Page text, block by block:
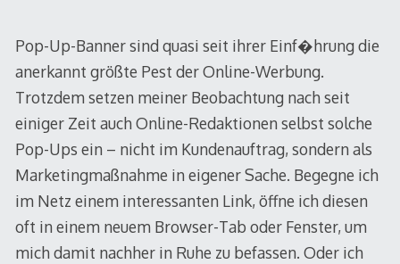
Pop-Up-Banner sind quasi seit ihrer Einf�hrung die
anerkannt größte Pest der Online-Werbung.
Trotzdem setzen meiner Beobachtung nach seit
einiger Zeit auch Online-Redaktionen selbst solche
Pop-Ups ein – nicht im Kundenauftrag, sondern als
Marketingmaßnahme in eigener Sache. Begegne ich
im Netz einem interessanten Link, öffne ich diesen
oft in einem neuem Browser-Tab oder Fenster, um
mich damit nachher in Ruhe zu befassen. Oder ich